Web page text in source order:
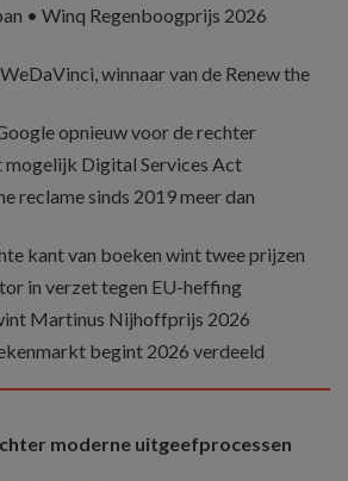
• Winq Regenboogprijs 2026
winnaar van de Renew the
opnieuw voor de rechter
mogelijk Digital Services Act
reclame sinds 2019 meer dan
kant van boeken wint twee prijzen
in verzet tegen EU-heffing
Martinus Nijhoffprijs 2026
begint 2026 verdeeld
moderne uitgeefprocessen